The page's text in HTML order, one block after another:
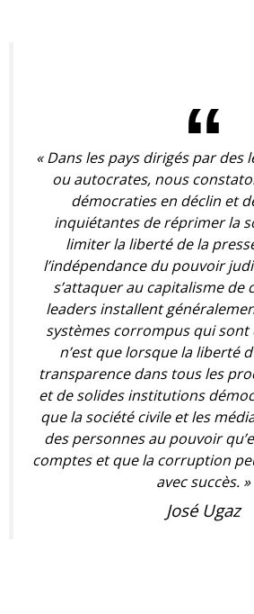
« Dans les pays dirigés par des
ou autocrates, nous
démocraties en déclin et
inquiétantes de réprimer la
limiter la liberté de la
l’indépendance du pouvoir
s’attaquer au capitalisme de
leaders installent
systèmes corrompus qui sont
n’est que lorsque la liberté
transparence dans tous les
et de solides institutions
que la société civile et les
des personnes au pouvoir
comptes et que la corruption
avec succès. »
José Ugaz